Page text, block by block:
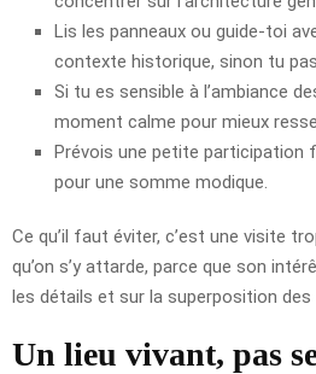
Lis les panneaux ou guide-toi
contexte historique, sinon tu
Si tu es sensible à l’ambiance
moment calme pour mieux
Prévois une petite participation
pour une somme modique.
Ce qu’il faut éviter, c’est une visite
qu’on s’y attarde, parce que son
les détails et sur la superposition des
Un lieu vivant, pas